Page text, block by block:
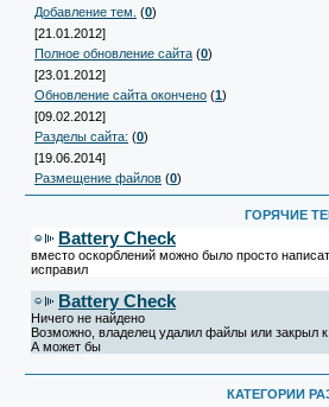
Добавление тем. (0)
[21.01.2012]
Полное обновление сайта (0)
[23.01.2012]
Обновление сайта окончено (1)
[09.02.2012]
Разделы сайта: (0)
[19.06.2014]
Размещение файлов (0)
ГОРЯЧИЕ
Battery Check
вместо оскорблений можно было просто
исправил
Battery Check
Ничего не найдено
Возможно, владелец удалил файлы или закрыл к
А может бы
КАТЕГОРИИ